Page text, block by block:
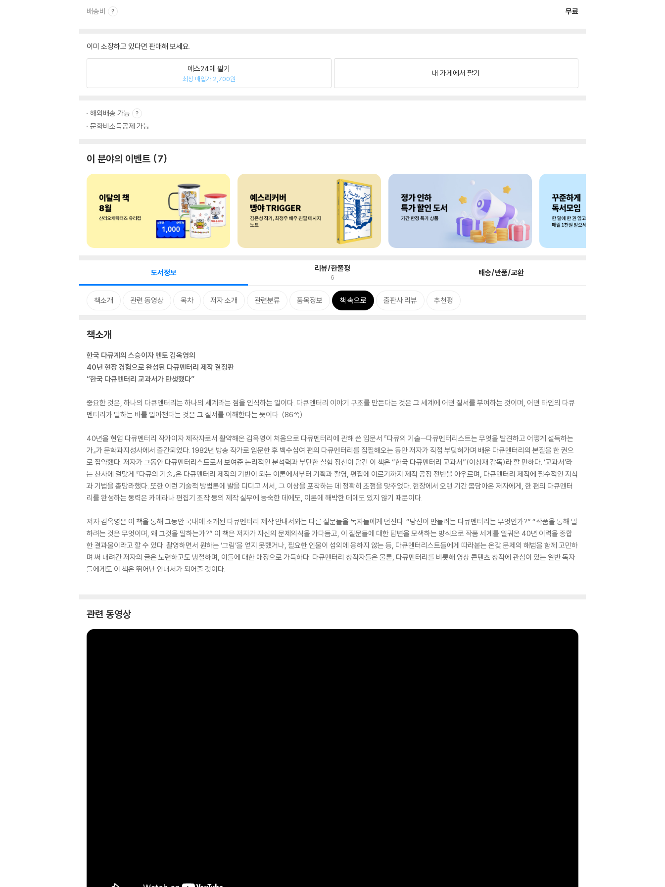
배송비 무료
이미 소장하고 있다면 판매해 보세요.
예스24에 팔기
최상 매입가 2,700원
내 가게에서 팔기
해외배송 가능
문화비소득공제 가능
이 분야의 이벤트 7
도서정보 리뷰/한줄평
6 배송/반품/교환
책소개 관련 동영상 목차 저자 소개 관련분류 품목정보 책 속으로 출판사 리뷰 추천평
책소개
한국 다큐계의 스승이자 멘토 김옥영의
40년 현장 경험으로 완성된 다큐멘터리 제작 결정판
“한국 다큐멘터리 교과서가 탄생했다”
중요한 것은, 하나의 다큐멘터리는 하나의 세계라는 점을 인식하는 일이다. 다큐멘터리 이야기 구조를 만든다는 것은 그 세계에 어떤 질서를 부여하는 것이며, 어떤 타인의 다큐
멘터리가 말하는 바를 알아챈다는 것은 그 질서를 이해한다는 뜻이다. (86쪽)
40년을 현업 다큐멘터리 작가이자 제작자로서 활약해온 김옥영이 처음으로 다큐멘터리에 관해 쓴 입문서 『다큐의 기술─다큐멘터리스트는 무엇을 발견하고 어떻게 설득하는
가』가 문학과지성사에서 출간되었다. 1982년 방송 작가로 입문한 후 백수십여 편의 다큐멘터리를 집필해오는 동안 저자가 직접 부딪혀가며 배운 다큐멘터리의 본질을 한 권으
로 집약했다. 저자가 그동안 다큐멘터리스트로서 보여준 논리적인 분석력과 부단한 실험 정신이 담긴 이 책은 “한국 다큐멘터리 교과서”(이창재 감독)라 할 만하다. ‘교과서’라
는 찬사에 걸맞게 『다큐의 기술』은 다큐멘터리 제작의 기반이 되는 이론에서부터 기획과 촬영, 편집에 이르기까지 제작 공정 전반을 아우르며, 다큐멘터리 제작에 필수적인 지식
과 기법을 총망라했다. 또한 이런 기술적 방법론에 발을 디디고 서서, 그 이상을 포착하는 데 정확히 초점을 맞추었다. 현장에서 오랜 기간 몸담아온 저자에게, 한 편의 다큐멘터
리를 완성하는 동력은 카메라나 편집기 조작 등의 제작 실무에 능숙한 데에도, 이론에 해박한 데에도 있지 않기 때문이다.
저자 김옥영은 이 책을 통해 그동안 국내에 소개된 다큐멘터리 제작 안내서와는 다른 질문들을 독자들에게 던진다. “당신이 만들려는 다큐멘터리는 무엇인가?” “작품을 통해 말
하려는 것은 무엇이며, 왜 그것을 말하는가?” 이 책은 저자가 자신의 문제의식을 가다듬고, 이 질문들에 대한 답변을 모색하는 방식으로 작품 세계를 일궈온 40년 이력을 종합
한 결과물이라고 할 수 있다. 촬영하면서 원하는 ‘그림’을 얻지 못했거나, 필요한 인물이 섭외에 응하지 않는 등, 다큐멘터리스트들에게 따라붙는 온갖 문제의 해법을 함께 고민하
며 써 내려간 저자의 글은 노련하고도 냉철하며, 이들에 대한 애정으로 가득하다. 다큐멘터리 창작자들은 물론, 다큐멘터리를 비롯해 영상 콘텐츠 창작에 관심이 있는 일반 독자
들에게도 이 책은 뛰어난 안내서가 되어줄 것이다.
관련 동영상